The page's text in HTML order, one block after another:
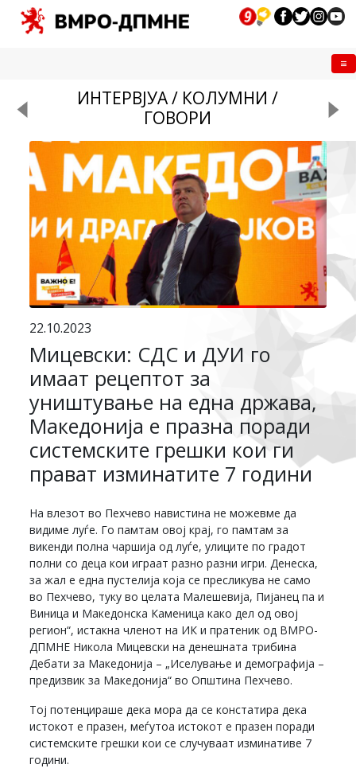
ИНТЕРВЈУА / КОЛУМНИ /
ГОВОРИ
22.10.2023
Мицевски: СДС и ДУИ го
имаат рецептот за
уништување на една држава,
Македонија е празна поради
системските грешки кои ги
прават изминатите 7 години
На влезот во Пехчево навистина не можевме да
видиме луѓе. Го памтам овој крај, го памтам за
викенди полна чаршија од луѓе, улиците по градот
полни со деца кои играат разно разни игри. Денеска,
за жал е една пустелија која се пресликува не само
во Пехчево, туку во целата Малешевија, Пијанец па и
Виница и Македонска Каменица како дел од овој
регион“, истакна членот на ИК и пратеник од ВМРО-
ДПМНЕ Никола Мицевски на денешната трибина
Дебати за Македонија – „Иселување и демографија –
предизвик за Македонија“ во Општина Пехчево.
Тој потенцираше дека мора да се констатира дека
истокот е празен, меѓутоа истокот е празен поради
системските грешки кои се случуваат изминативе 7
години.